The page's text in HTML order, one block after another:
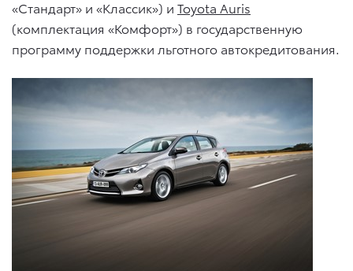
«Стандарт» и «Классик») и Toyota Auris
(комплектация «Комфорт») в государственную
программу поддержки льготного автокредитования.